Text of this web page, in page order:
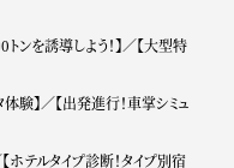
ンを誘導しよう！】／【大型特
験】／【出発進行！車掌シミュ
ホテルタイプ診断！タイプ別宿